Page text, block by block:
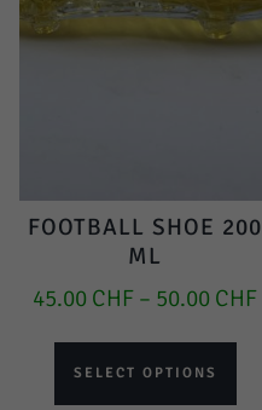
FOOTBALL SHOE 200
ML
45.00 CHF – 50.00 CHF
SELECT OPTIONS